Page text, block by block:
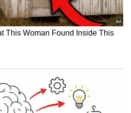
37 ವರ್ಷಗಳ ಕಾಲ ಜೈಲಿನ
ಕಳೆದಿದ್ದರೂ ಸಾಯಿಬಣ್ಣನ
ಭಾವನೆ ಇಲ್ಲದಿರುವುದು
ಜೈಲಿನಿಂದ ಹೊರಬಂದ
ಮಾತನಾಡಿದ ಅವರು, ತನ್ನ
ಕೊಲೆಗೆ ಕಾರಣ ಎಂದು